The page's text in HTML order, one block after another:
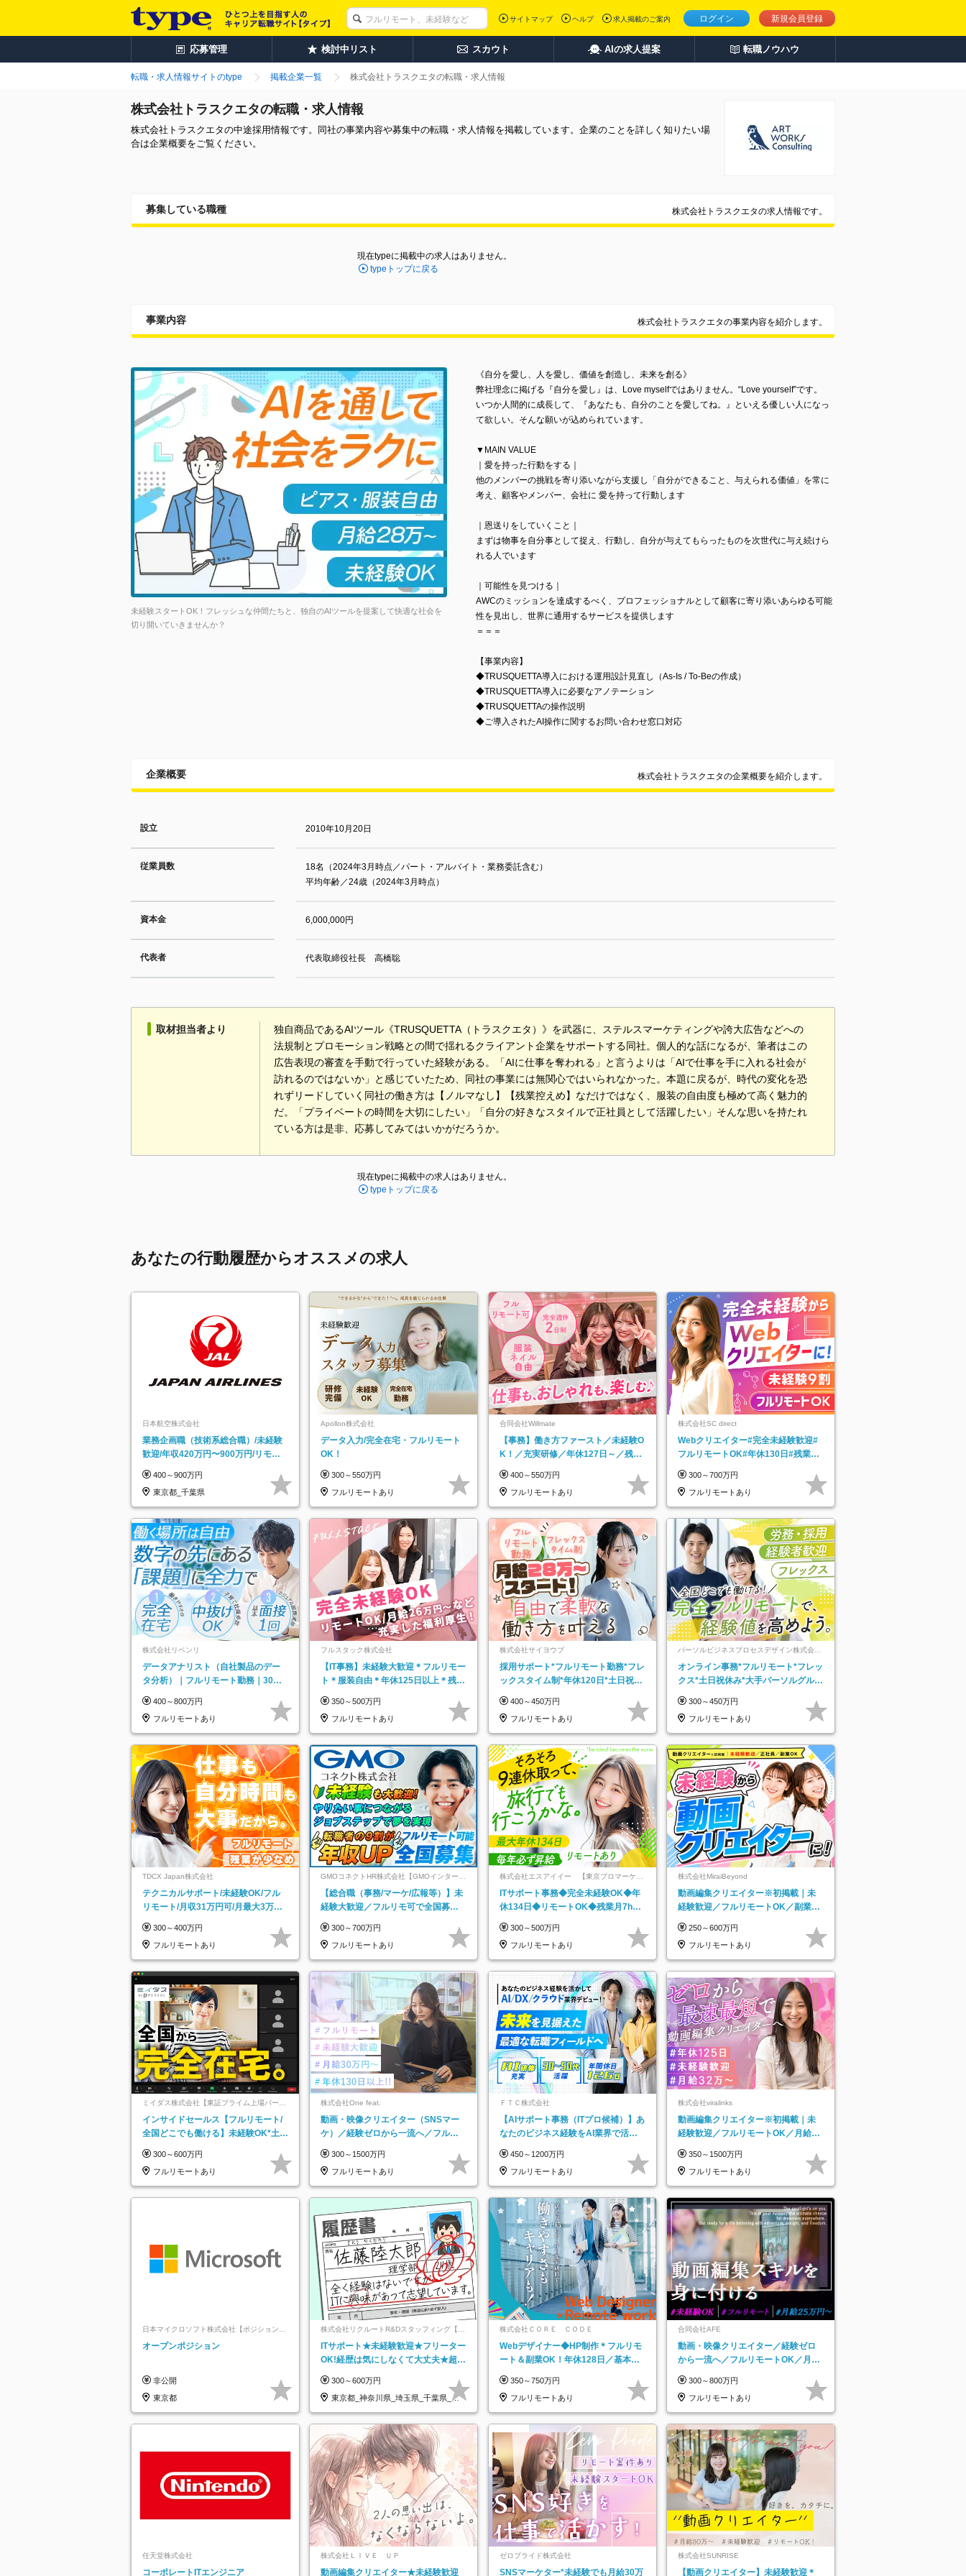
ログイン 新規会員登録
サイトマップ ヘルプ 求人掲載のご案内
応募管理 検討中リスト スカウト AIの求人提案 転職ノウハウ
転職・求人情報サイトのtype 掲載企業一覧 株式会社トラスクエタの転職・求人情報
株式会社トラスクエタの転職・求人情報
株式会社トラスクエタの中途採用情報です。同社の事業内容や募集中の転職・求人情報を掲載しています。企業のことを詳しく知りたい場
合は企業概要をご覧ください。
募集している職種 株式会社トラスクエタの求人情報です。
現在typeに掲載中の求人はありません。
typeトップに戻る
事業内容 株式会社トラスクエタの事業内容を紹介します。
未経験スタートOK！フレッシュな仲間たちと、独自のAIツールを提案して快適な社会を
切り開いていきませんか？
《自分を愛し、人を愛し、価値を創造し、未来を創る》
弊社理念に掲げる『自分を愛し』は、Love myselfではありません。“Love yourself”です。
いつか人間的に成長して、『あなたも、自分のことを愛してね。』といえる優しい人になっ
て欲しい。そんな願いが込められています。
▼MAIN VALUE
｜愛を持った行動をする｜
他のメンバーの挑戦を寄り添いながら支援し「自分ができること、与えられる価値」を常に
考え、顧客やメンバー、会社に 愛を持って行動します
｜恩送りをしていくこと｜
まずは物事を自分事として捉え、行動し、自分が与えてもらったものを次世代に与え続けら
れる人でいます
｜可能性を見つける｜
AWCのミッションを達成するべく、プロフェッショナルとして顧客に寄り添いあらゆる可能
性を見出し、世界に通用するサービスを提供します
＝＝＝
【事業内容】
◆TRUSQUETTA導入における運用設計見直し（As-Is / To-Beの作成）
◆TRUSQUETTA導入に必要なアノテーション
◆TRUSQUETTAの操作説明
◆ご導入されたAI操作に関するお問い合わせ窓口対応
企業概要 株式会社トラスクエタの企業概要を紹介します。
設立 2010年10月20日
従業員数
18名（2024年3月時点／パート・アルバイト・業務委託含む）
平均年齢／24歳（2024年3月時点）
資本金 6,000,000円
代表者 代表取締役社長 高橋聡
取材担当者より
独自商品であるAIツール《TRUSQUETTA（トラスクエタ）》を武器に、ステルスマーケティングや誇大広告などへの
法規制とプロモーション戦略との間で揺れるクライアント企業をサポートする同社。個人的な話になるが、筆者はこの
広告表現の審査を手動で行っていた経験がある。「AIに仕事を奪われる」と言うよりは「AIで仕事を手に入れる社会が
訪れるのではないか」と感じていたため、同社の事業には無関心ではいられなかった。本題に戻るが、時代の変化を恐
れずリードしていく同社の働き方は【ノルマなし】【残業控えめ】なだけではなく、服装の自由度も極めて高く魅力的
だ。「プライベートの時間を大切にしたい」「自分の好きなスタイルで正社員として活躍したい」そんな思いを持たれ
ている方は是非、応募してみてはいかがだろうか。
現在typeに掲載中の求人はありません。
typeトップに戻る
あなたの行動履歴からオススメの求人
日本航空株式会社
業務企画職（技術系総合職）/未経験
歓迎/年収420万円〜900万円/リモー
400～900万円
東京都_千葉県
Apollon株式会社
データ入力/完全在宅・フルリモート
OK！
300～550万円
フルリモートあり
合同会社Willmate
【事務】働き方ファースト／未経験O
K！／充実研修／年休127日～／残業
400～550万円
フルリモートあり
株式会社SC direct
Webクリエイター#完全未経験歓迎#
フルリモートOK#年休130日#残業月
300～700万円
フルリモートあり
株式会社リベンリ
データアナリスト（自社製品のデー
タ分析）｜フルリモート勤務｜30代
員多数活躍
400～800万円
フルリモートあり
フルスタック株式会社
【IT事務】未経験大歓迎＊フルリモー
ト＊服装自由＊年休125日以上＊残業
350～500万円
フルリモートあり
株式会社サイヨウブ
採用サポート*フルリモート勤務*フレ
ックスタイム制*年休120日*土日祝休
400～450万円
フルリモートあり
パーソルビジネスプロセスデザイン株式会
社 事業開発本部
オンライン事務*フルリモート*フレッ
クス*土日祝休み*大手パーソルグルー
300～450万円
フルリモートあり
TDCX Japan株式会社
テクニカルサポート/未経験OK/フル
リモート/月収31万円可/月最大3万の
300～400万円
フルリモートあり
GMOコネクトHR株式会社【GMOインターネ
ットグループ】
【総合職（事務/マーケ/広報等）】未
経験大歓迎／フルリモ可で全国募
★
300～700万円
フルリモートあり
株式会社エスアイイー 【東京プロマーケッ
ITサポート事務◆完全未経験OK◆年
休134日◆リモートOK◆残業月7h以
300～500万円
フルリモートあり
株式会社MiraiBeyond
動画編集クリエイター※初掲載｜未
経験歓迎／フルリモートOK／副業O
250～600万円
フルリモートあり
ミイダス株式会社【東証プライム上場パーソ
インサイドセールス【フルリモート/
全国どこでも働ける】未経験OK*土日
300～600万円
フルリモートあり
株式会社One feat.
動画・映像クリエイター（SNSマー
ケ）／経験ゼロから一流へ／フルリ
日以上
300～1500万円
フルリモートあり
ＦＴＣ株式会社
【AIサポート事務（ITプロ候補）】あ
なたのビジネス経験をAI業界で活か
450～1200万円
フルリモートあり
株式会社viralinks
動画編集クリエイター※初掲載｜未
経験歓迎／フルリモートOK／月給32
350～1500万円
フルリモートあり
日本マイクロソフト株式会社【ポジションマ
ッチ登録】
オープンポジション
非公開
東京都
株式会社リクルートR&Dスタッフィング【リ
クルートグループ】
ITサポート★未経験歓迎★フリーター
OK!経歴は気にしなくて大丈夫★超大
300～600万円
東京都_神奈川県_埼玉県_千葉県_大
阪府…
株式会社ＣＯＲＥ ＣＯＤＥ
Webデザイナー◆HP制作＊フルリモ
ート＆副業OK！年休128日／基本定
350～750万円
フルリモートあり
合同会社AFE
動画・映像クリエイター／経験ゼロ
から一流へ／フルリモートOK／月給
300～800万円
フルリモートあり
任天堂株式会社
コーポレートITエンジニア
株式会社ＬＩＶＥ ＵＰ
動画編集クリエイター★未経験歓迎
ゼロプライド株式会社
SNSマーケター*未経験でも月給30万
株式会社SUNRISE
【動画クリエイター】未経験歓迎＊